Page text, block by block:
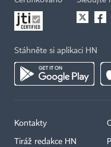
Stáhněte si aplikaci HN
Kontakty
Tiráž redakce HN